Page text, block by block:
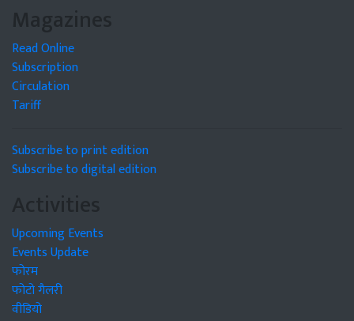
Magazines
Read Online
Subscription
Circulation
Tariff
Subscribe to print edition
Subscribe to digital edition
Activities
Upcoming Events
Events Update
फोरम
फोटो गैलरी
वीडियो